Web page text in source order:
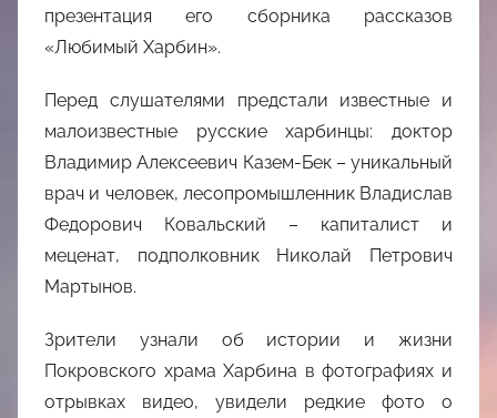
презентация его сборника рассказов
«Любимый Харбин».
Перед слушателями предстали известные и
малоизвестные русские харбинцы: доктор
Владимир Алексеевич Казем-Бек – уникальный
врач и человек, лесопромышленник Владислав
Федорович Ковальский – капиталист и
меценат, подполковник Николай Петрович
Мартынов.
Зрители узнали об истории и жизни
Покровского храма Харбина в фотографиях и
отрывках видео, увидели редкие фото о